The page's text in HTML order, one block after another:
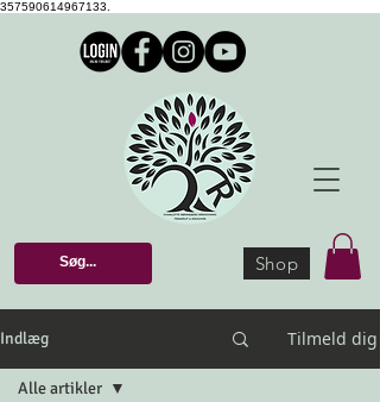
357590614967133.
Shop
Indlæg Tilmeld dig
Alle artikler